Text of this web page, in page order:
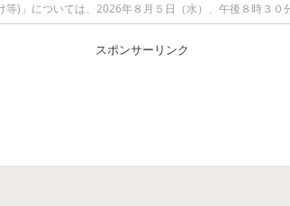
)」については、2026年８月５日（水）、午後８時３０
スポンサーリンク